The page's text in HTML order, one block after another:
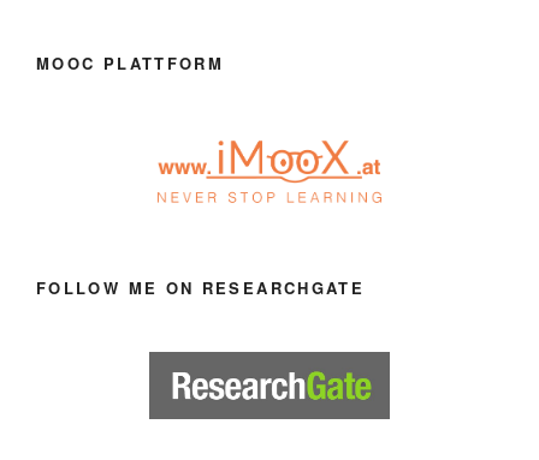
MOOC PLATTFORM
FOLLOW ME ON RESEARCHGATE